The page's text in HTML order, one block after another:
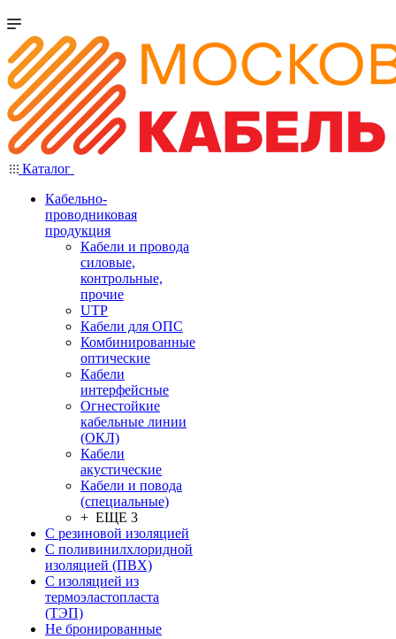
Каталог
Кабельно-
проводниковая
продукция
Кабели и провода
силовые,
контрольные,
прочие
UTP
Кабели для ОПС
Комбинированные
оптические
Кабели
интерфейсные
Огнестойкие
кабельные линии
(ОКЛ)
Кабели
акустические
Кабели и повода
(специальные)
+ ЕЩЕ 3
С резиновой изоляцией
С поливинилхлоридной
изоляцией (ПВХ)
С изоляцией из
термоэластопласта
(ТЭП)
Не бронированные